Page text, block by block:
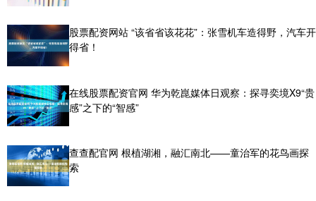
股票配资网站 “该省省该花花”：张雪机车造得野，汽车开
得省！
在线股票配资官网 华为乾崑媒体日观察：探寻奕境X9“贵
感”之下的“智感”
查查配官网 根植湖湘，融汇南北——童治军的花鸟画探
索